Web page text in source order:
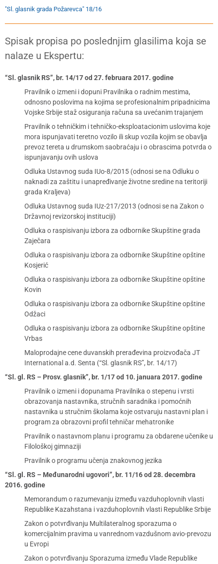
"Sl. glasnik grada Požarevca" 18/16
Spisak propisa po poslednjim glasilima koja se
nalaze u Ekspertu:
“Sl. glasnik RS”, br. 14/17 od 27. februara 2017. godine
Pravilnik o izmeni i dopuni Pravilnika o radnim mestima,
odnosno poslovima na kojima se profesionalnim pripadnicima
Vojske Srbije staž osiguranja računa sa uvećanim trajanjem
Pravilnik o tehničkim i tehničko-eksploatacionim uslovima koje
mora ispunjavati teretno vozilo ili skup vozila kojim se obavlja
prevoz tereta u drumskom saobraćaju i o obrascima potvrda o
ispunjavanju ovih uslova
Odluka Ustavnog suda IUo-8/2015 (odnosi se na Odluku o
naknadi za zaštitu i unapređivanje životne sredine na teritoriji
grada Kraljeva)
Odluka Ustavnog suda IUz-217/2013 (odnosi se na Zakon o
Državnoj revizorskoj instituciji)
Odluka o raspisivanju izbora za odbornike Skupštine grada
Zaječara
Odluka o raspisivanju izbora za odbornike Skupštine opštine
Kosjerić
Odluka o raspisivanju izbora za odbornike Skupštine opštine
Kovin
Odluka o raspisivanju izbora za odbornike Skupštine opštine
Odžaci
Odluka o raspisivanju izbora za odbornike Skupštine opštine
Vrbas
Maloprodajne cene duvanskih prerađevina proizvođača JT
International a.d. Senta (“Sl. glasnik RS”, br. 14/17)
“Sl. gl. RS – Prosv. glasnik”, br. 1/17 od 10. januara 2017. godine
Pravilnik o izmeni i dopunama Pravilnika o stepenu i vrsti
obrazovanja nastavnika, stručnih saradnika i pomoćnih
nastavnika u stručnim školama koje ostvaruju nastavni plan i
program za obrazovni profil tehničar mehatronike
Pravilnik o nastavnom planu i programu za obdarene učenike u
Filološkoj gimnaziji
Pravilnik o programu učenja znakovnog jezika
“Sl. gl. RS – Međunarodni ugovori”, br. 11/16 od 28. decembra
2016. godine
Memorandum o razumevanju između vazduhoplovnih vlasti
Republike Kazahstana i vazduhoplovnih vlasti Republike Srbije
Zakon o potvrđivanju Multilateralnog sporazuma o
komercijalnim pravima u vanrednom vazdušnom avio-prevozu
u Evropi
Zakon o potvrđivanju Sporazuma između Vlade Republike